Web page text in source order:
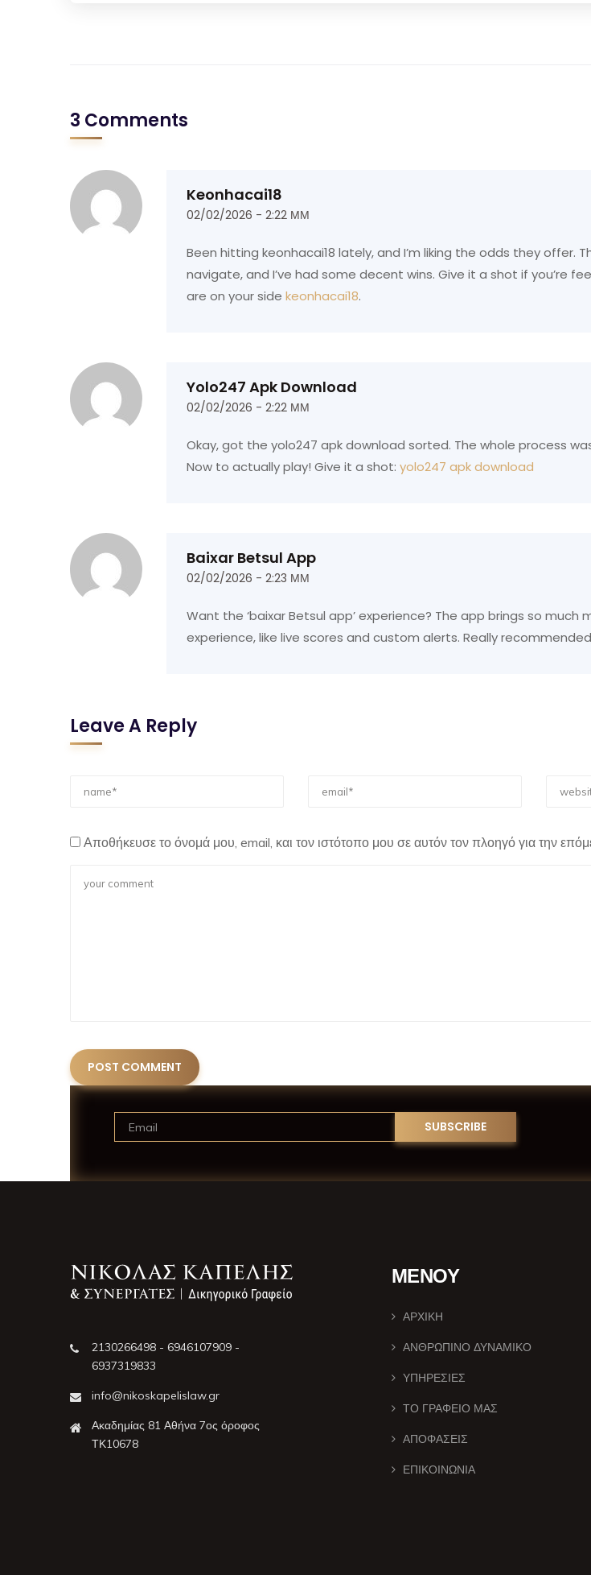
3 Comments
Keonhacai18
02/02/2026 - 2:22 ΜΜ
Been hitting keonhacai18 lately, and I’m liking the odds they offer.
navigate, and I’ve had some decent wins. Give it a shot if you’re
are on your side keonhacai18.
Yolo247 Apk Download
02/02/2026 - 2:22 ΜΜ
Okay, got the yolo247 apk download sorted. The whole process
Now to actually play! Give it a shot: yolo247 apk download
Baixar Betsul App
02/02/2026 - 2:23 ΜΜ
Want the ‘baixar Betsul app’ experience? The app brings so
experience, like live scores and custom alerts. Really recommended
Leave A Reply
Αποθήκευσε το όνομά μου, email, και τον ιστότοπο μου σε αυτόν τον πλοηγό για την
2130266498 - 6946107909 -
6937319833
info@nikoskapelislaw.gr
Ακαδημίας 81 Αθήνα 7ος όροφος
ΤΚ10678
ΜΕΝΟΥ
ΑΡΧΙΚΗ
ΑΝΘΡΩΠΙΝΟ ΔΥΝΑΜΙΚΟ
ΥΠΗΡΕΣΙΕΣ
ΤΟ ΓΡΑΦΕΙΟ ΜΑΣ
ΑΠΟΦΑΣΕΙΣ
ΕΠΙΚΟΙΝΩΝΙΑ